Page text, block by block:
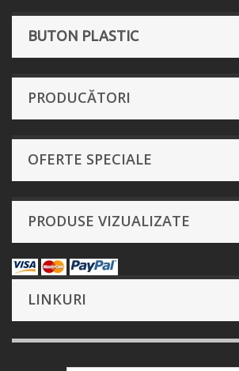
BUTON PLASTIC
PRODUCĂTORI
OFERTE SPECIALE
PRODUSE VIZUALIZATE
LINKURI